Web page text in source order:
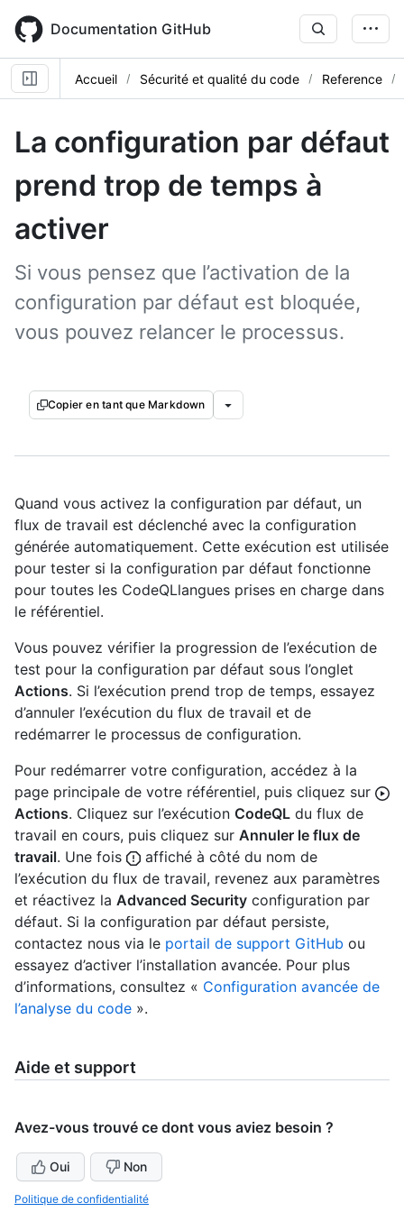
main
content
Documentation GitHub
Accueil Sécurité et qualité du code Reference
La configuration par défaut
prend trop de temps à
activer
Si vous pensez que l’activation de la
configuration par défaut est bloquée,
vous pouvez relancer le processus.
Copier en tant que Markdown
Quand vous activez la configuration par défaut, un
flux de travail est déclenché avec la configuration
générée automatiquement. Cette exécution est utilisée
pour tester si la configuration par défaut fonctionne
pour toutes les CodeQLlangues prises en charge dans
le référentiel.
Vous pouvez vérifier la progression de l’exécution de
test pour la configuration par défaut sous l’onglet
Actions. Si l’exécution prend trop de temps, essayez
d’annuler l’exécution du flux de travail et de
redémarrer le processus de configuration.
Pour redémarrer votre configuration, accédez à la
page principale de votre référentiel, puis cliquez sur
Actions. Cliquez sur l’exécution CodeQL du flux de
travail en cours, puis cliquez sur Annuler le flux de
travail. Une fois
affiché à côté du nom de
l’exécution du flux de travail, revenez aux paramètres
et réactivez la Advanced Security configuration par
défaut. Si la configuration par défaut persiste,
contactez nous via le portail de support GitHub ou
essayez d’activer l’installation avancée. Pour plus
d’informations, consultez « Configuration avancée de
l’analyse du code ».
Aide et support
Avez-vous trouvé ce dont vous aviez besoin ?
Oui Non
Politique de confidentialité